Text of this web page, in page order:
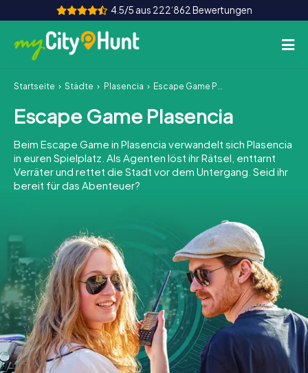
4.5/5 aus 222‘862 Bewertungen
So funktioniert's
Städte
Touren
Teamevent
INT AT CH
DE
ES
FR UK
IE
IT
NL
Tickets buchen
Startseite Städte Plasencia Escape Game Plasencia
Escape Game Plasencia
Beim Escape Game in Plasencia verwandelt sich Plasencia
in euren Spielplatz. Als Agenten löst ihr Rätsel, enttarnt
Verräter und rettet die Stadt vor dem Untergang. Seid ihr
bereit für das Abenteuer?